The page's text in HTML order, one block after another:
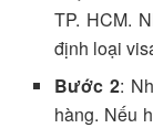
TP. HCM.
định loại
Bước 2:
hàng. Nếu